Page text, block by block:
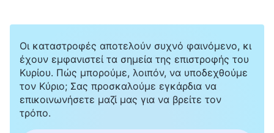
Οι καταστροφές αποτελούν συχνό φαινόμενο, κι
έχουν εμφανιστεί τα σημεία της επιστροφής του
Κυρίου. Πώς μπορούμε, λοιπόν, να υποδεχθούμε
τον Κύριο; Σας προσκαλούμε εγκάρδια να
επικοινωνήσετε μαζί μας για να βρείτε τον
τρόπο.